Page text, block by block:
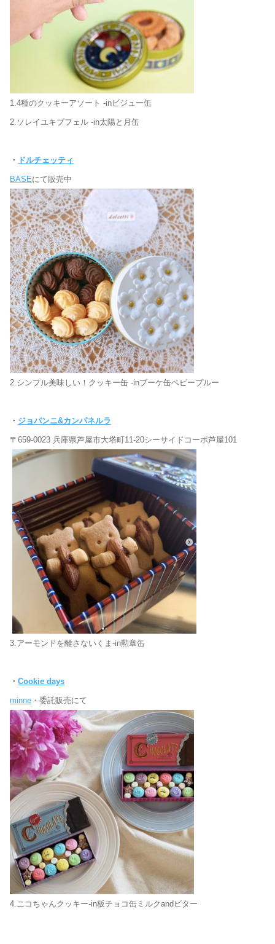
1.4種のクッキーアソート -inビジュー缶
2.ソレイユキプフェル -in太陽と月缶
・ ドルチェッティ
BASEにて販売中
2.シンプル美味しい！クッキー缶 -inブーケ缶ベビーブルー
・ ジョバンニ&カンパネルラ
〒659-0023 兵庫県芦屋市大塔町11-20シーサイドコーポ芦屋101
3.アーモンドを離さないくま-in勲章缶
・ Cookie days
minne ・委託販売にて
4.ニコちゃんクッキー-in板チョコ缶ミルクandビター